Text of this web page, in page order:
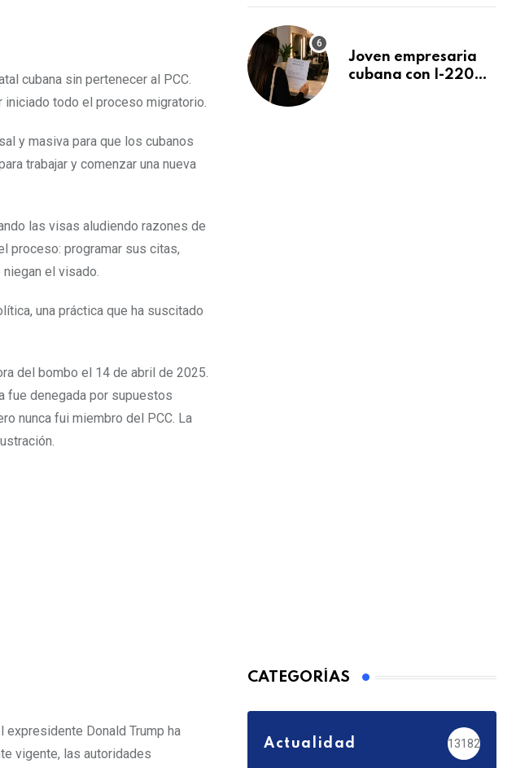
cubana sin pertenecer al PCC.
iniciado todo el proceso migratorio.
y masiva para que los cubanos
trabajar y comenzar una nueva
las visas aludiendo razones de
proceso: programar sus citas,
el visado.
una práctica que ha suscitado
del bombo el 14 de abril de 2025.
fue denegada por supuestos
nunca fui miembro del PCC. La
expresidente Donald Trump ha
vigente, las autoridades
después de 15 años
Joven empresaria
cubana con I-220A
CATEGORÍAS
Actualidad 13182